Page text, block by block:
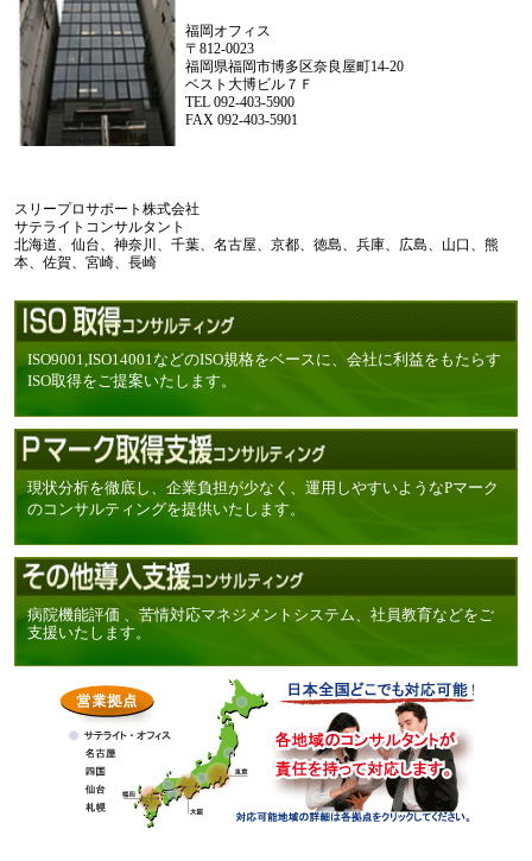
福岡オフィス
〒812-0023
福岡県福岡市博多区奈良屋町14-20
ベスト大博ビル７Ｆ
TEL 092-403-5900
FAX 092-403-5901
スリープロサポート株式会社
サテライトコンサルタント
北海道、仙台、神奈川、千葉、名古屋、京都、徳島、兵庫、広島、山口、熊
本、佐賀、宮崎、長崎
ISO9001,ISO14001などのISO規格をベースに、会社に利益をもたらす
ISO取得をご提案いたします。
現状分析を徹底し、企業負担が少なく、運用しやすいようなPマーク
のコンサルティングを提供いたします。
病院機能評価 、苦情対応マネジメントシステム、社員教育などをご
支援いたします。